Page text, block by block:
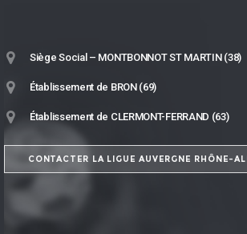
Siège Social – MONTBONNOT ST MARTIN (38)
Établissement de BRON (69)
Établissement de CLERMONT-FERRAND (63)
CONTACTER LA LIGUE AUVERGNE RHÔNE-